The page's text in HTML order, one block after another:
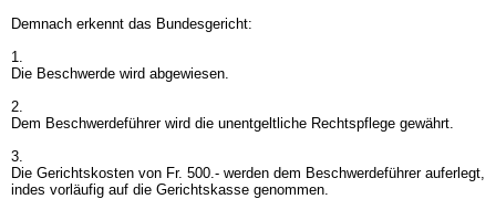
Demnach erkennt das Bundesgericht:
1.
Die Beschwerde wird abgewiesen.
2.
Dem Beschwerdeführer wird die unentgeltliche Rechtspflege gewährt.
3.
Die Gerichtskosten von Fr. 500.- werden dem Beschwerdeführer auferlegt,
indes vorläufig auf die Gerichtskasse genommen.